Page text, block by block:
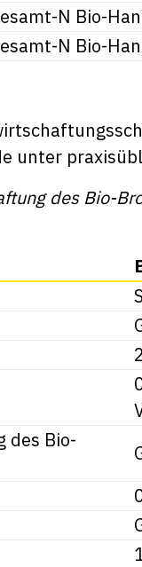
N Bio-
N Bio-
unter
des Bio-
des Bio-